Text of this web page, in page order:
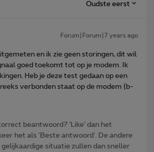
Oudste eerst
Forum|Forum|7 years ago
en ik zie geen storingen, dit wil
goed toekomt tot op je modem. Ik
Heb je deze test gedaan op een
verbonden staat op de modem (b-
beantwoord? ‘Like’ dan het
het als 'Beste antwoord'. De andere
situatie zullen dan sneller